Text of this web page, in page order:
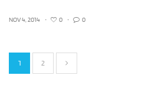
NOV 4, 2014 • 0 • 0
1 2